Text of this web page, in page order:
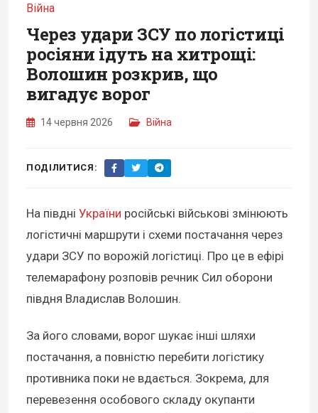
Війна
Через удари ЗСУ по логістиці
росіяни ідуть на хитрощі:
Волошин розкрив, що
вигадує ворог
14 червня 2026 Війна
ПОДІЛИТИСЯ:
На півдні України російські військові змінюють
логістичні маршрути і схеми постачання через
удари ЗСУ по ворожій логістиці. Про це в ефірі
телемарафону розповів речник Сил оборони
півдня Владислав Волошин.
За його словами, ворог шукає інші шляхи
постачання, а повністю перебити логістику
противника поки не вдається. Зокрема, для
перевезення особового складу окупанти